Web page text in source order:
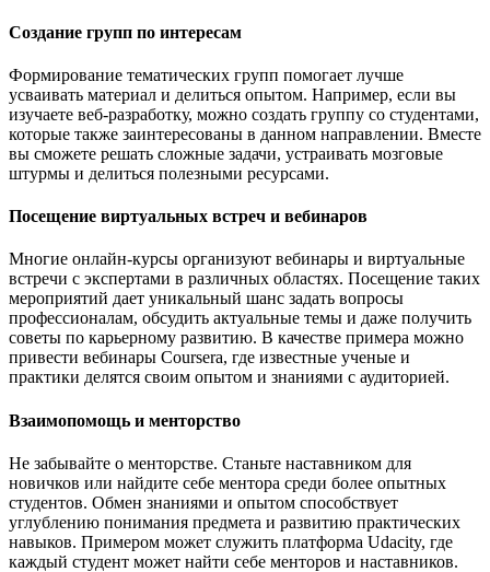
Создание групп по интересам
Формирование тематических групп помогает лучше
усваивать материал и делиться опытом. Например, если вы
изучаете веб-разработку, можно создать группу со студентами,
которые также заинтересованы в данном направлении. Вместе
вы сможете решать сложные задачи, устраивать мозговые
штурмы и делиться полезными ресурсами.
Посещение виртуальных встреч и вебинаров
Многие онлайн-курсы организуют вебинары и виртуальные
встречи с экспертами в различных областях. Посещение таких
мероприятий дает уникальный шанс задать вопросы
профессионалам, обсудить актуальные темы и даже получить
советы по карьерному развитию. В качестве примера можно
привести вебинары Coursera, где известные ученые и
практики делятся своим опытом и знаниями с аудиторией.
Взаимопомощь и менторство
Не забывайте о менторстве. Станьте наставником для
новичков или найдите себе ментора среди более опытных
студентов. Обмен знаниями и опытом способствует
углублению понимания предмета и развитию практических
навыков. Примером может служить платформа Udacity, где
каждый студент может найти себе менторов и наставников.